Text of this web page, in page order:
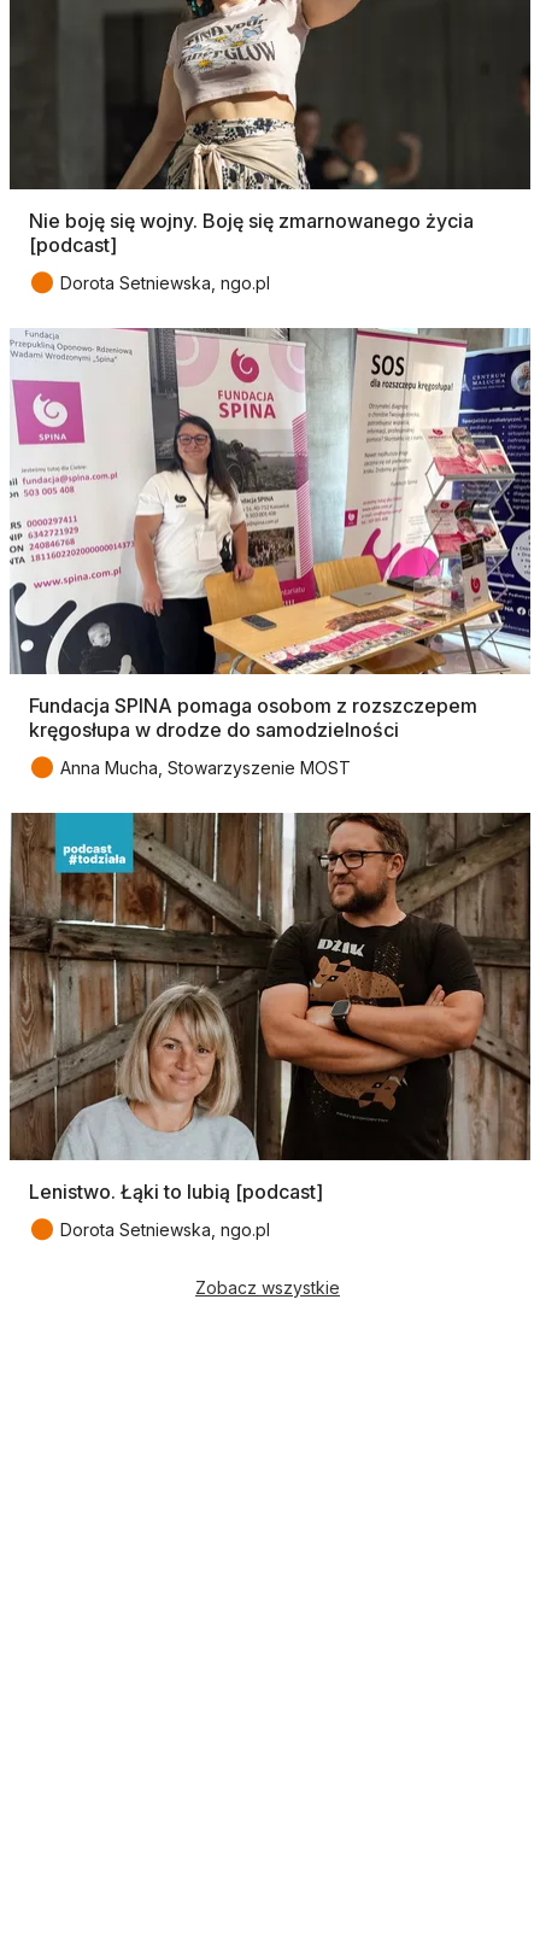
Nie boję się wojny. Boję się zmarnowanego życia
[podcast]
● Dorota Setniewska, ngo.pl
Fundacja SPINA pomaga osobom z rozszczepem
kręgosłupa w drodze do samodzielności
● Anna Mucha, Stowarzyszenie MOST
Lenistwo. Łąki to lubią [podcast]
● Dorota Setniewska, ngo.pl
Zobacz wszystkie